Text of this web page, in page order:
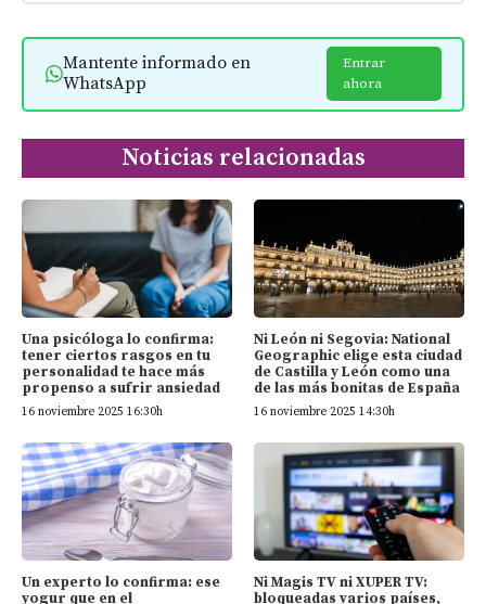
Mantente informado en
WhatsApp
Entrar
ahora
Noticias relacionadas
Una psicóloga lo confirma:
tener ciertos rasgos en tu
personalidad te hace más
propenso a sufrir ansiedad
16 noviembre 2025 16:30h
Ni León ni Segovia: National
Geographic elige esta ciudad
de Castilla y León como una
de las más bonitas de España
16 noviembre 2025 14:30h
Un experto lo confirma: ese
yogur que en el
Ni Magis TV ni XUPER TV:
bloqueadas varios países,